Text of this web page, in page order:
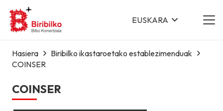
EUSKARA
Hasiera
Biribilko ikastaroetako establezimenduak
COINSER
COINSER